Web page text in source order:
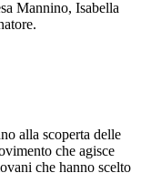
Mannino, Isabella
alla scoperta delle
che agisce
che hanno scelto